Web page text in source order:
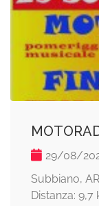
29/08/
Subbiano, AR
Distanza: 9,7